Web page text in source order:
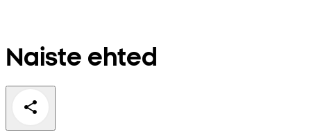
Naiste ehted